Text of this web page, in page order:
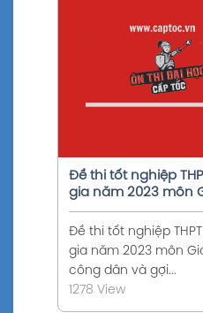
Xem chi
Đề thi tốt nghiệp
gia năm 2023 môn
dục công dân và
đề (24 mã đề)
Đề thi tốt nghiệp
gia năm 2023 môn
công dân và gợi...
1278 View